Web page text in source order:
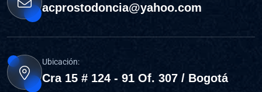
acprostodoncia@yahoo.com
Ubicación:
Cra 15 # 124 - 91 Of. 307 / Bogotá